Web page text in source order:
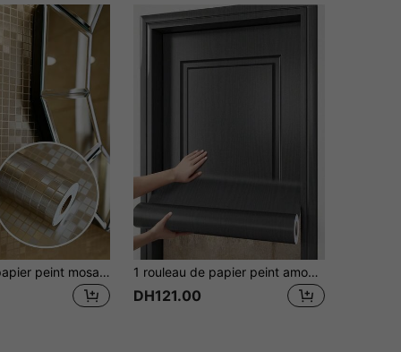
1 rouleau de papier peint mosaïque PVC épais doré et argenté pour salle de bain, autocollant à décoller et coller, crédence pour mur de cuisine, papier contact imperméable pour murs, douche, carrelage mosaïque vinyle autoadhésif, autocollant mural imperméable pour plan de travail et meuble de salle de bain 1 rouleau de papier peint amovible et auto-adhésif à motif de grain de bois noir pour armoire, table, chaise, décoration d'arrière-plan de la pièce
DH121.00